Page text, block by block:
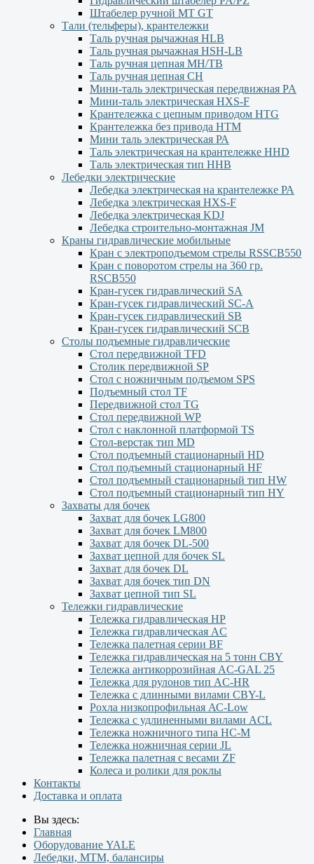
Штабелер ручной MT GT
Тали (тельферы), крантележки
Таль ручная рычажная HLB
Таль ручная рычажная HSH-LB
Таль ручная цепная MH/TB
Таль ручная цепная СН
Мини-таль электрическая передвижная PA
Мини-таль электрическая HXS-F
Крантележка с цепным приводом HTG
Крантележка без привода HTM
Мини таль электрическая РА
Таль электрическая на крантележке HHD
Таль электрическая тип HHB
Лебедки электрические
Лебедка электрическая на крантележке РА
Лебедка электрическая HXS-F
Лебедка электрическая KDJ
Лебедка строительно-монтажная JM
Краны гидравлические мобильные
Кран с электроподъемом стрелы RSSCB550
Кран с поворотом стрелы на 360 гр.
RSCB550
Кран-гусек гидравлический SA
Кран-гусек гидравлический SC-A
Кран-гусек гидравлический SB
Кран-гусек гидравлический SCB
Столы подъемные гидравлические
Стол передвижной TFD
Столик передвижной SP
Стол с ножничным подъемом SPS
Подъемный стол TF
Передвижной стол TG
Стол передвижной WP
Стол с наклонной платформой TS
Стол-верстак тип MD
Стол подъемный стационарный HD
Стол подъемный стационарный HF
Стол подъемный стационарный тип HW
Стол подъемный стационарный тип HY
Захваты для бочек
Захват для бочек LG800
Захват для бочек LM800
Захват для бочек DL-500
Захват цепной для бочек SL
Захват для бочек DL
Захват для бочек тип DN
Захват цепной тип SL
Тележки гидравлические
Тележка гидравлическая НР
Тележка гидравлическая AC
Тележка палетная серии ВF
Тележка гидравлическая на 5 тонн CBY
Тележка антикоррозийная AC-GAL 25
Тележка для рулонов тип AC-HR
Тележка с длинными вилами CBY-L
Рохла низкопрофильная АС-Low
Тележка с удлиненными вилами АCL
Тележка ножничного типа HC-M
Тележка ножничная серии JL
Тележка палетная с весами ZF
Колеса и ролики для роклы
Контакты
Доставка и оплата
Вы здесь:
Главная
Оборудование YALE
Лебедки, МТМ, балансиры